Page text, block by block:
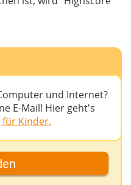
und Internet?
E-Mail! Hier geht's
Kinder.